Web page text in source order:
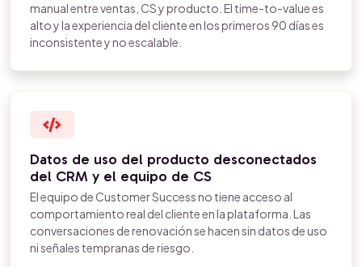
manual entre ventas, CS y producto. El time-to-value es
alto y la experiencia del cliente en los primeros 90 días es
inconsistente y no escalable.
Datos de uso del producto desconectados
del CRM y el equipo de CS
El equipo de Customer Success no tiene acceso al
comportamiento real del cliente en la plataforma. Las
conversaciones de renovación se hacen sin datos de uso
ni señales tempranas de riesgo.